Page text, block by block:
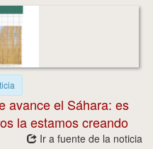
avance el Sáhara: es
la estamos creando
Ir a fuente de la noticia